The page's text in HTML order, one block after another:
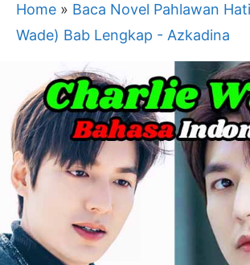
Home » Baca Novel Pahlawan
Wade) Bab Lengkap - Azkadina